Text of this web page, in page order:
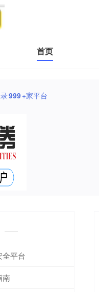
首页
999+家平台
平台
南